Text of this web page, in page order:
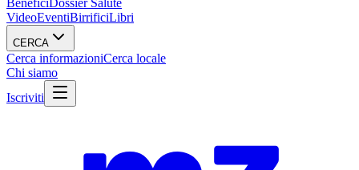
BeneficiDossier Salute
VideoEventiBirrificiLibri
CERCA
Cerca informazioniCerca locale
Chi siamo
Iscriviti